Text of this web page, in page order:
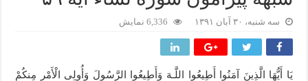
سه شنبه، ۳۰ آبان ۱۳۹۱ 6,336 نمایش
یَا أَیُّهَا الَّذِینَ آمَنُوا أَطِیعُوا اللَّـهَ وَأَطِیعُوا الرَّ‌سُولَ وَأُولِی الْأَمْرِ‌ مِنکُمْ